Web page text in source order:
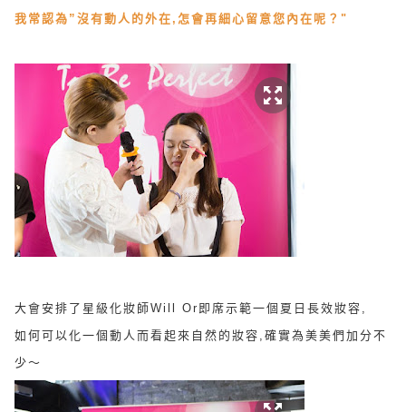
我常認為”沒有動人的外在,怎會再細心留意您內在呢？"
大會安排了 星級化妝師Will Or即席示範一個 夏日長效妝容,
如何可以化一個動人而看起來自然的妝容,確實為美美們加分不
少～